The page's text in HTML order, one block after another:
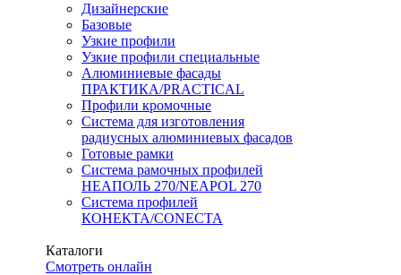
Дизайнерские
Базовые
Узкие профили
Узкие профили специальные
Алюминиевые фасады
ПРАКТИКА/PRACTICAL
Профили кромочные
Система для изготовления
радиусных алюминиевых фасадов
Готовые рамки
Система рамочных профилей
НЕАПОЛЬ 270/NEAPOL 270
Система профилей
КОНЕКТА/CONECTA
Каталоги
Смотреть онлайн